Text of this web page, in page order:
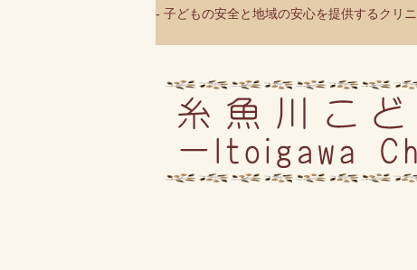
- 子どもの安全と地域の安心を提供するクリ